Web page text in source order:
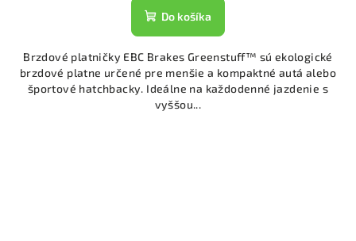
Do košíka
Brzdové platničky EBC Brakes Greenstuff™ sú ekologické
brzdové platne určené pre menšie a kompaktné autá alebo
športové hatchbacky. Ideálne na každodenné jazdenie s
vyššou...